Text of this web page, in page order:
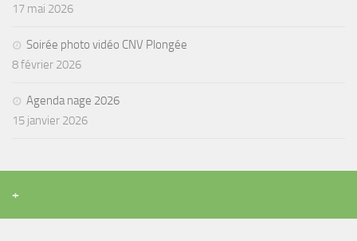
17 mai 2026
Soirée photo vidéo CNV Plongée
8 février 2026
Agenda nage 2026
15 janvier 2026
+